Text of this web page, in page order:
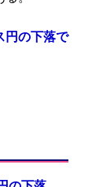
円の下落で